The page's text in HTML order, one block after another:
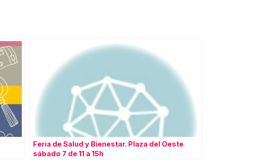
Feria de Salud y Bienestar. Plaza del Oeste
sábado 7 de 11 a 15h